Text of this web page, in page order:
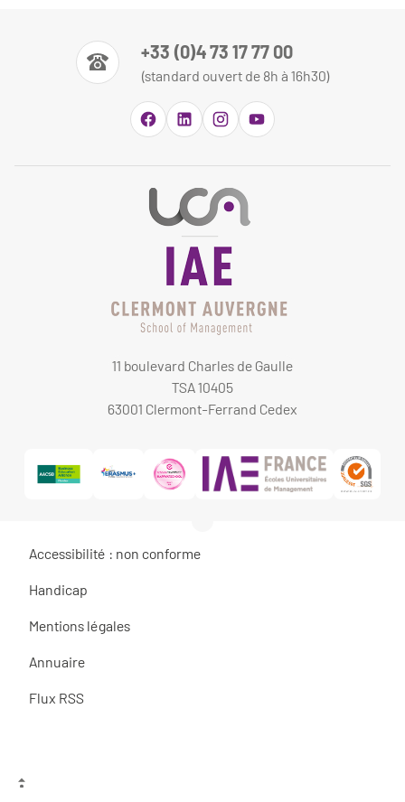
+33 (0)4 73 17 77 00
(standard ouvert de 8h à 16h30)
11 boulevard Charles de Gaulle
TSA 10405
63001 Clermont-Ferrand Cedex
Accessibilité : non conforme
Handicap
Mentions légales
Annuaire
Flux RSS